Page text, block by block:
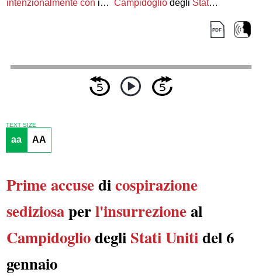
intenzionalmente con il
Campidogliodegli Stati
TEXT SIZE
aa AA
Prime accusedicospirazione
sediziosaperl'insurrezioneal
Campidogliodegli Stati Unitidel 6
gennaio